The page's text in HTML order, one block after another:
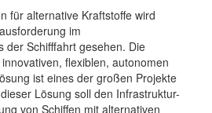
für alternative Kraftstoffe wird
im
der Schifffahrt gesehen. Die
flexiblen, autonomen
ist eines der großen Projekte
Lösung soll den Infrastruktur-
von Schiffen mit alternativen